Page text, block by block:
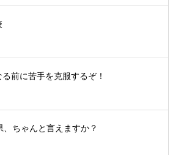
前に苦手を克服するぞ！
、ちゃんと言えますか？